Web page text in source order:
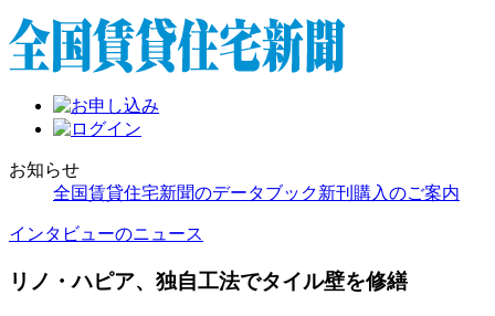
お知らせ
全国賃貸住宅新聞のデータブック新刊購入のご案内
インタビューのニュース
リノ・ハピア、独自工法でタイル壁を修繕